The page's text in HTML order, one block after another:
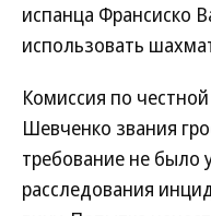
испанца Франсиско
использовать
Комиссия по
Шевченко звания
требование не было
расследования